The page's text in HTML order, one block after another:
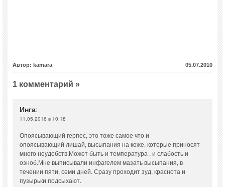
Автор: kamara 05.07.2010
1 комментарий »
Инга:
11.05.2016 в 10:18
Опоясывающий герпес, это тоже самое что и
опоясывающий лишай, высыпания на коже, которые приносят
много неудобств.Может быть и температура , и слабость и
озноб.Мне выписывали инфагелем мазать высыпания, в
течении пяти, семи дней. Сразу проходит зуд, краснота и
пузырьки подсыхают.